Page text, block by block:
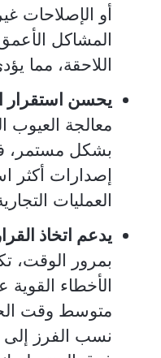
أو الإصلاحات
المشاكل
اللاحقة، مما
يحسن استقرار
معالجة العيوب
بشكل مستمر،
إصدارات أكثر
العمليات
يدعم اتخاذ
بمرور الوقت،
الأخطاء
متوسط وقت
نسب الفرز إلى